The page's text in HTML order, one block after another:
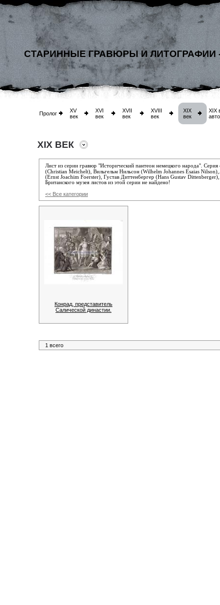
СТАРИННЫЕ ГРАВЮРЫ И ЛИТОГРАФИИ
Пролог
XV
век
XVI
век
XVII
век
XVIII
век
XIX
век
XIX
XIX ВЕК
Лист из серии гравюр "Исторический пантеон немецкого народа" Cерия
(Christian Meichelt), Вильгельм Нильсон (Wilhelm Johannes Esaias Nilson)
(Ernst Joachim Foerster), Густав Диттенбергер (Hans Gustav
Британского музея листов из этой серии не найдено!
<< Все категории
Конрад, представитель
Салической династии.
1 всего